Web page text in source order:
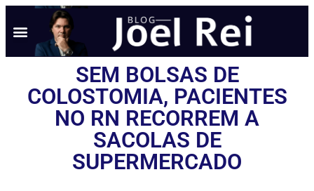
SEM BOLSAS DE
COLOSTOMIA, PACIENTES
NO RN RECORREM A
SACOLAS DE
SUPERMERCADO